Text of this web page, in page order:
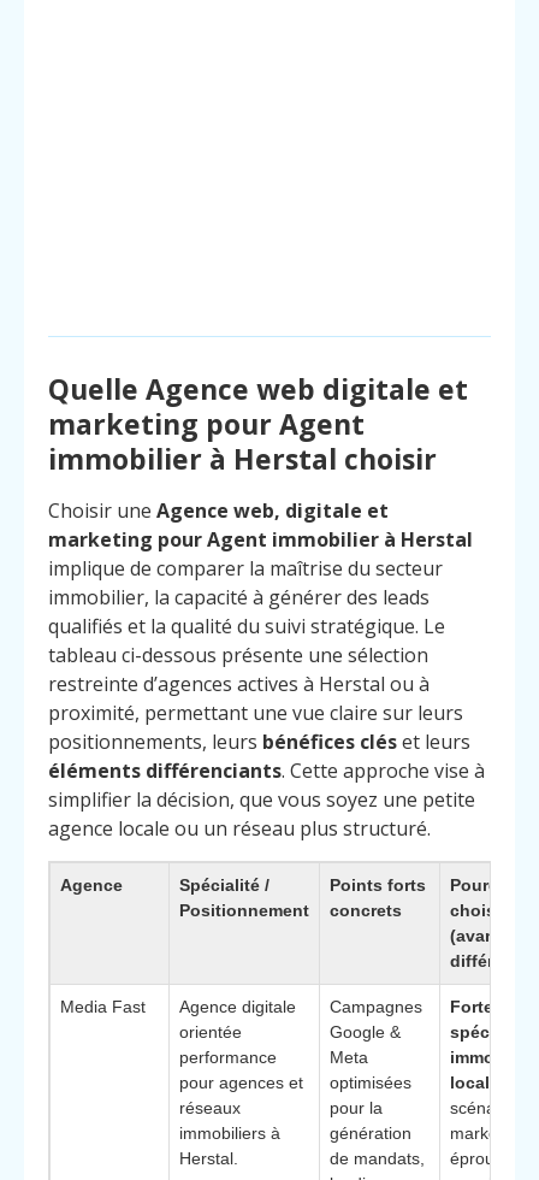
Quelle Agence web digitale et
marketing pour Agent
immobilier à Herstal choisir
Choisir une Agence web, digitale et
marketing pour Agent immobilier à Herstal
implique de comparer la maîtrise du secteur
immobilier, la capacité à générer des leads
qualifiés et la qualité du suivi stratégique. Le
tableau ci-dessous présente une sélection
restreinte d’agences actives à Herstal ou à
proximité, permettant une vue claire sur leurs
positionnements, leurs bénéfices cléset leurs
éléments différenciants. Cette approche vise à
simplifier la décision, que vous soyez une petite
agence locale ou un réseau plus structuré.
Agence
Spécialité /
Positionnement
Points forts
concrets
Pourquoi
choisir
(avantage
Media Fast
Agence digitale
orientée
performance
pour agences et
réseaux
immobiliers à
Herstal.
Campagnes
Google &
Meta
optimisées
pour la
génération
de mandats,
Forte
locale
scénarios
marketing
éprouvés